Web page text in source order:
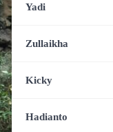
Yadi
Zullaikha
Kicky
Hadianto